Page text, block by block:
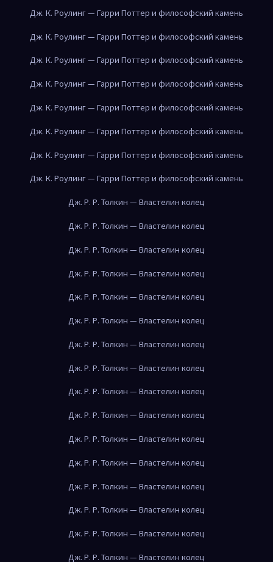
Дж. К. Роулинг — Гарри Поттер и философский камень
Дж. К. Роулинг — Гарри Поттер и философский камень
Дж. К. Роулинг — Гарри Поттер и философский камень
Дж. К. Роулинг — Гарри Поттер и философский камень
Дж. К. Роулинг — Гарри Поттер и философский камень
Дж. К. Роулинг — Гарри Поттер и философский камень
Дж. К. Роулинг — Гарри Поттер и философский камень
Дж. К. Роулинг — Гарри Поттер и философский камень
Дж. Р. Р. Толкин — Властелин колец
Дж. Р. Р. Толкин — Властелин колец
Дж. Р. Р. Толкин — Властелин колец
Дж. Р. Р. Толкин — Властелин колец
Дж. Р. Р. Толкин — Властелин колец
Дж. Р. Р. Толкин — Властелин колец
Дж. Р. Р. Толкин — Властелин колец
Дж. Р. Р. Толкин — Властелин колец
Дж. Р. Р. Толкин — Властелин колец
Дж. Р. Р. Толкин — Властелин колец
Дж. Р. Р. Толкин — Властелин колец
Дж. Р. Р. Толкин — Властелин колец
Дж. Р. Р. Толкин — Властелин колец
Дж. Р. Р. Толкин — Властелин колец
Дж. Р. Р. Толкин — Властелин колец
Дж. Р. Р. Толкин — Властелин колец